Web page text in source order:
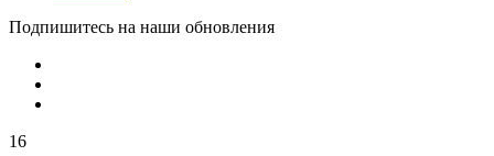
Подпишитесь на наши обновления
16